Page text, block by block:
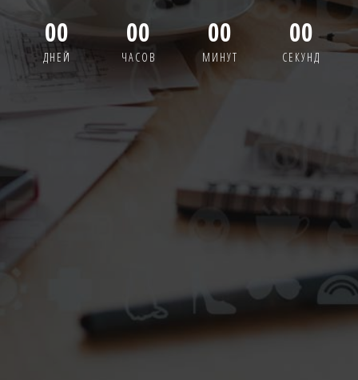
00
ДНЕЙ
00
ЧАСОВ
00
МИНУТ
00
СЕКУНД